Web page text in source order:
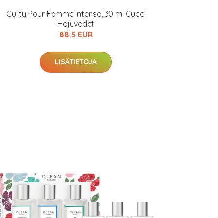
Guilty Pour Femme Intense, 30 ml Gucci
Hajuvedet
88.5 EUR
LISÄTIETOJA